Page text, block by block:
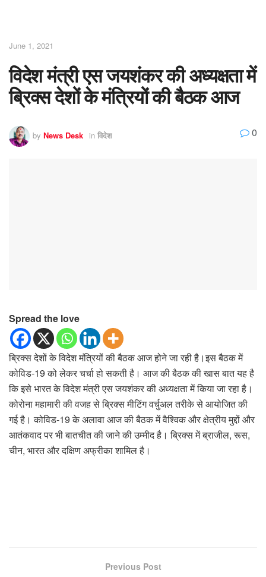
June 1, 2021
विदेश मंत्री एस जयशंकर की अध्यक्षता में
ब्रिक्स देशों के मंत्रियों की बैठक आज
by News Desk in विदेश 0
Spread the love
ब्रिक्स देशों के विदेश मंत्रियों की बैठक आज होने जा रही है।इस बैठक में
कोविड-19 को लेकर चर्चा हो सकती है। आज की बैठक की खास बात यह है
कि इसे भारत के विदेश मंत्री एस जयशंकर की अध्यक्षता में किया जा रहा है।
कोरोना महामारी की वजह से ब्रिक्स मीटिंग वर्चुअल तरीके से आयोजित की
गई है। कोविड-19 के अलावा आज की बैठक में वैश्विक और क्षेत्रीय मुद्दों और
आतंकवाद पर भी बातचीत की जाने की उम्मीद है। ब्रिक्स में ब्राजील, रूस,
चीन, भारत और दक्षिण अफ्रीका शामिल है।
Previous Post